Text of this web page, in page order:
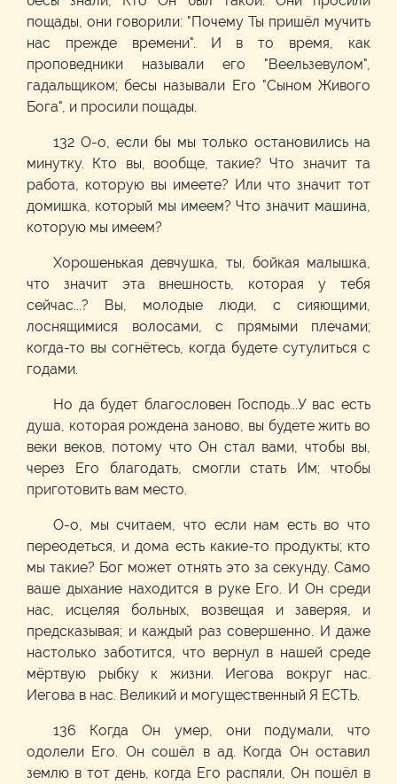
пощады, они говорили: "Почему Ты пришёл мучить
нас прежде времени". И в то время, как
проповедники называли его "Веельзевулом",
гадальщиком; бесы называли Его "Сыном Живого
Бога", и просили пощады.
132 О-о, если бы мы только остановились на
минутку. Кто вы, вообще, такие? Что значит та
работа, которую вы имеете? Или что значит тот
домишка, который мы имеем? Что значит машина,
которую мы имеем?
Хорошенькая девчушка, ты, бойкая малышка,
что значит эта внешность, которая у тебя
сейчас...? Вы, молодые люди, с сияющими,
лоснящимися волосами, с прямыми плечами;
когда-то вы согнётесь, когда будете сутулиться с
годами.
Но да будет благословен Господь...У вас есть
душа, которая рождена заново, вы будете жить во
веки веков, потому что Он стал вами, чтобы вы,
через Его благодать, смогли стать Им; чтобы
приготовить вам место.
О-о, мы считаем, что если нам есть во что
переодеться, и дома есть какие-то продукты; кто
мы такие? Бог может отнять это за секунду. Само
ваше дыхание находится в руке Его. И Он среди
нас, исцеляя больных, возвещая и заверяя, и
предсказывая; и каждый раз совершенно. И даже
настолько заботится, что вернул в нашей среде
мёртвую рыбку к жизни. Иегова вокруг нас.
Иегова в нас. Великий и могущественный Я ЕСТЬ.
136 Когда Он умер, они подумали, что
одолели Его. Он сошёл в ад. Когда Он оставил
землю в тот день, когда Его распяли, Он пошёл в